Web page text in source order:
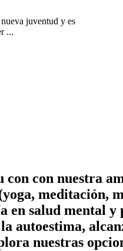
juventud y es
...
con nuestra
meditación,
en salud mental
autoestima,
nuestras